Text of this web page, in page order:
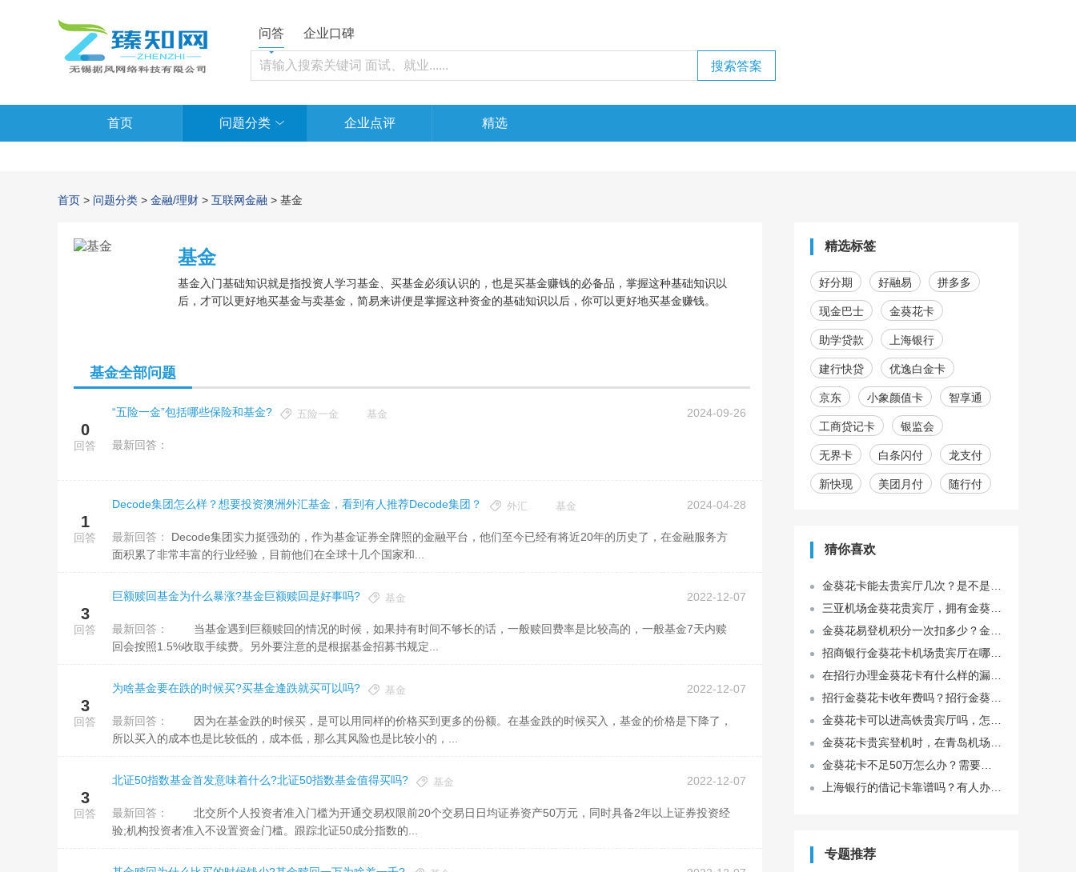
问答 企业口碑
首页 问题分类 企业点评 精选
首页 > 问题分类 > 金融/理财 > 互联网金融 > 基金
基金
基金入门基础知识就是指投资人学习基金、买基金必须认识的，也是买基金赚钱的必备品，掌握这种基础知识以
后，才可以更好地买基金与卖基金，简易来讲便是掌握这种资金的基础知识以后，你可以更好地买基金赚钱。
基金全部问题
0
回答
“五险一金”包括哪些保险和基金? 2024-09-26
五险一金 基金
最新回答：
1
回答
Decode集团怎么样？想要投资澳洲外汇基金，看到有人推荐Decode集团？ 2024-04-28
外汇 基金
最新回答：
面积累了非常丰富的行业经验，目前他们在全球十几个国家和...
3
回答
巨额赎回基金为什么暴涨?基金巨额赎回是好事吗? 2022-12-07
基金
最新回答：
回会按照1.5%收取手续费。另外要注意的是根据基金招募书规定...
3
回答
为啥基金要在跌的时候买?买基金逢跌就买可以吗? 2022-12-07
基金
最新回答：
所以买入的成本也是比较低的，成本低，那么其风险也是比较小的，...
3
回答
北证50指数基金首发意味着什么?北证50指数基金值得买吗? 2022-12-07
基金
最新回答：
验;机构投资者准入不设置资金门槛。跟踪北证50成分指数的...
精选标签
好分期 好融易 拼多多
现金巴士 金葵花卡
助学贷款 上海银行
建行快贷 优逸白金卡
京东 小象颜值卡 智享通
工商贷记卡 银监会
无界卡 白条闪付 龙支付
新快现 美团月付 随行付
猜你喜欢
专题推荐